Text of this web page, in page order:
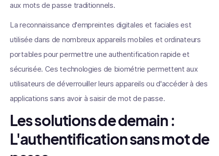
aux mots de passe traditionnels.
La reconnaissance d'empreintes digitales et faciales est
utilisée dans de nombreux appareils mobiles et ordinateurs
portables pour permettre une authentification rapide et
sécurisée. Ces technologies de biométrie permettent aux
utilisateurs de déverrouiller leurs appareils ou d'accéder à des
applications sans avoir à saisir de mot de passe.
Les solutions de demain :
L'authentification sans mot de